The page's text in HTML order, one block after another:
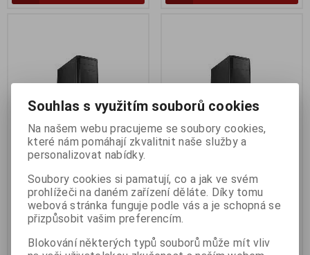
Termín dodání (dny):14
1 636 Kč
1 352 Kč (bez DPH:)
Koupit
Termín dodání (dny):14
1 382 Kč
1 142 Kč (bez DPH:)
Koupit
Souhlas s využitím souborů cookies
Na našem webu pracujeme se soubory cookies,
které nám pomáhají zkvalitnit naše služby a
personalizovat nabídky.
Soubory cookies si pamatují, co a jak ve svém
prohlížeči na daném zařízení děláte. Díky tomu
webová stránka funguje podle vás a je schopná se
přizpůsobit vašim preferencím.
Blokování některých typů souborů může mít vliv